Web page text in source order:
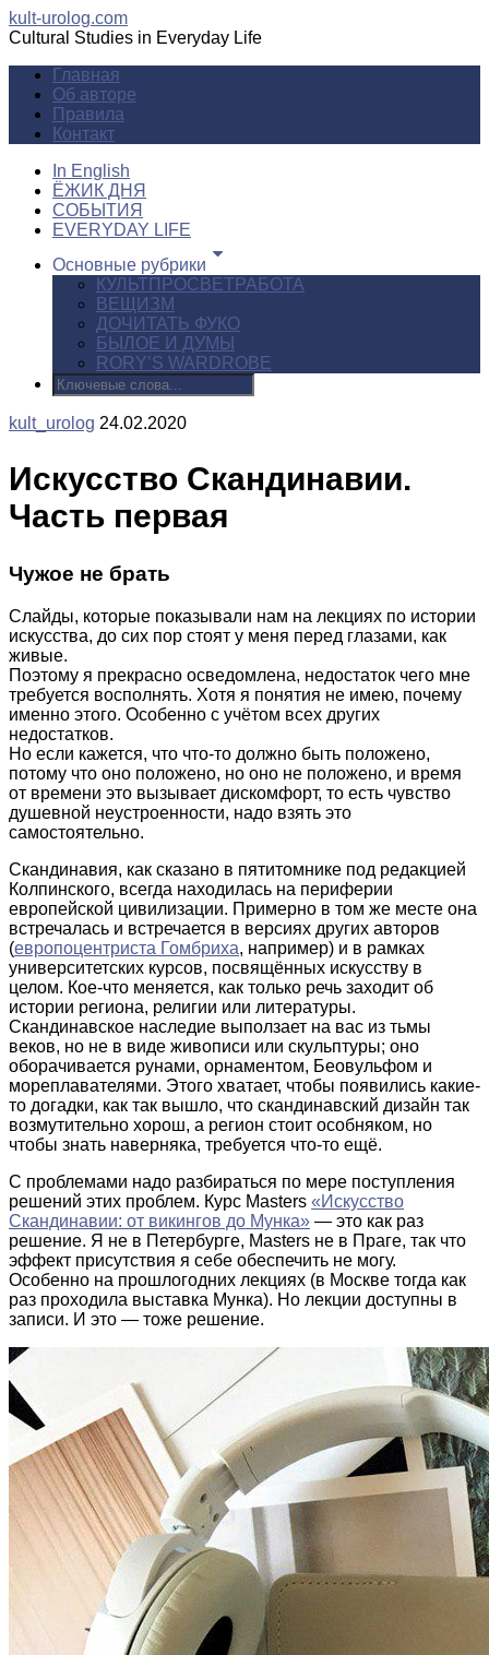
kult-urolog.com
Cultural Studies in Everyday Life
Главная
Об авторе
Правила
Контакт
In English
ЁЖИК ДНЯ
СОБЫТИЯ
EVERYDAY LIFE
Основные рубрики
КУЛЬТПРОСВЕТРАБОТА
ВЕЩИЗМ
ДОЧИТАТЬ ФУКО
БЫЛОЕ И ДУМЫ
RORY’S WARDROBE
kult_urolog 24.02.2020
Искусство Скандинавии.
Часть первая
Чужое не брать
Слайды, которые показывали нам на лекциях по истории
искусства, до сих пор стоят у меня перед глазами, как
живые.
Поэтому я прекрасно осведомлена, недостаток чего мне
требуется восполнять. Хотя я понятия не имею, почему
именно этого. Особенно с учётом всех других
недостатков.
Но если кажется, что что-то должно быть положено,
потому что оно положено, но оно не положено, и время
от времени это вызывает дискомфорт, то есть чувство
душевной неустроенности, надо взять это
самостоятельно.
Скандинавия, как сказано в пятитомнике под редакцией
Колпинского, всегда находилась на периферии
европейской цивилизации. Примерно в том же месте она
встречалась и встречается в версиях других авторов
(европоцентриста Гомбриха, например) и в рамках
университетских курсов, посвящённых искусству в
целом. Кое-что меняется, как только речь заходит об
истории региона, религии или литературы.
Скандинавское наследие выползает на вас из тьмы
веков, но не в виде живописи или скульптуры; оно
оборачивается рунами, орнаментом, Беовульфом и
мореплавателями. Этого хватает, чтобы появились какие-
то догадки, как так вышло, что скандинавский дизайн так
возмутительно хорош, а регион стоит особняком, но
чтобы знать наверняка, требуется что-то ещё.
С проблемами надо разбираться по мере поступления
решений этих проблем. Курс Masters «Искусство
Скандинавии: от викингов до Мунка» — это как раз
решение. Я не в Петербурге, Masters не в Праге, так что
эффект присутствия я себе обеспечить не могу.
Особенно на прошлогодних лекциях (в Москве тогда как
раз проходила выставка Мунка). Но лекции доступны в
записи. И это — тоже решение.